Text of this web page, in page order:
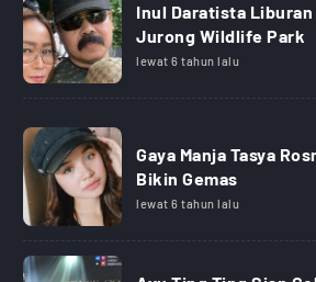
Inul Daratista
Jurong Wildlife Park
lewat 6 tahun lalu
Gaya Manja Tasya
Bikin Gemas
lewat 6 tahun lalu